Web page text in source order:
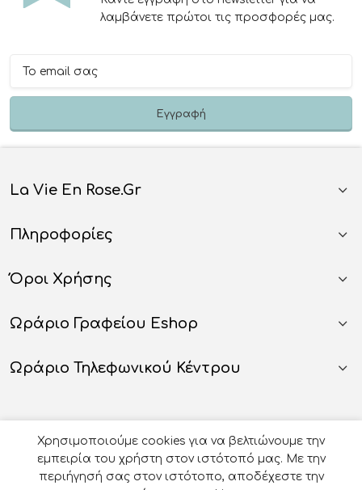
λαμβάνετε πρώτοι τις προσφορές μας.
La Vie En Rose.gr
Πληροφορίες
Όροι Χρήσης
Ωράριο Γραφείου Eshop
Ωράριο Τηλεφωνικού Κέντρου
Χρησιμοποιούμε cookies για να βελτιώνουμε την
εμπειρία του χρήστη στον ιστότοπό μας. Με την
περιήγησή σας στον ιστότοπο, αποδέχεστε την